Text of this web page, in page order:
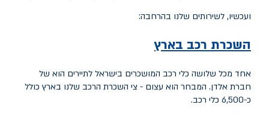
ועכשיו, לשירותים שלנו בהרחבה:
השכרת רכב בארץ
אחד מכל שלושה כלי רכב המושכרים בישראל לתיירים הוא של
חברת אלדן. המבחר הוא עצום - צי השכרת הרכב שלנו בארץ כולל
כ-6,500 כלי רכב.